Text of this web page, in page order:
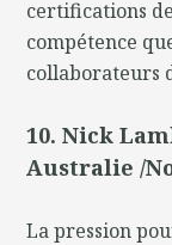
certifications
compétence
collaborateurs
10. Nick
Australie /
La pression